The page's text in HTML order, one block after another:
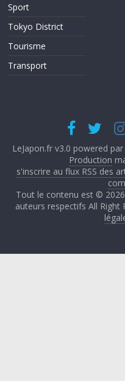
Sport
Tokyo District
Tourisme
Transport
LeJapon.fr v3.0 powered par
Production
s'inscrire au flux RSS des
Tout le contenu est © 2026
auteurs respectifs All Right